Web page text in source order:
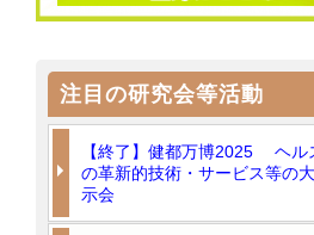
注目の研究会等活動
【終了】健都万博2025 ヘル
の革新的技術・サービス等の
示会